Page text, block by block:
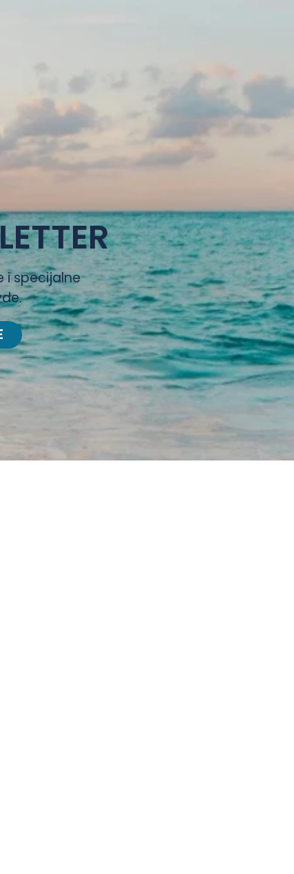
i specijalne